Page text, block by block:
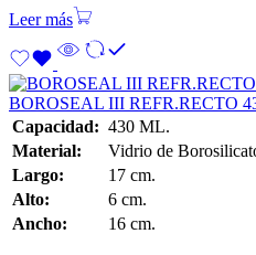
Leer más
BOROSEAL III REFR.RECTO
Capacidad: 430 ML.
Material:
Vidrio de
Largo:
17 cm.
Alto:
6 cm.
Ancho:
16 cm.